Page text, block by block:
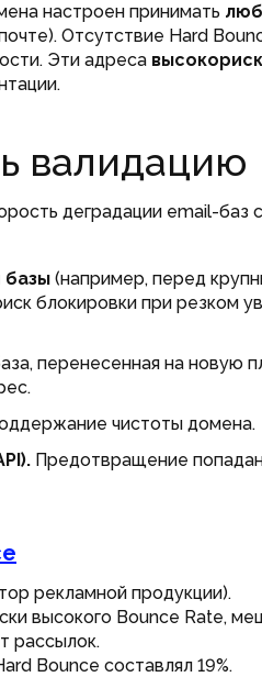
настроен принимать
Отсутствие Hard
Эти адреса
валидацию
деградации email-баз
базы (например, перед
блокировки при резком
перенесенная на новую
чистоты домена.
Предотвращение
рекламной продукции).
высокого Bounce Rate,
рассылок.
Bounce составлял 19%.